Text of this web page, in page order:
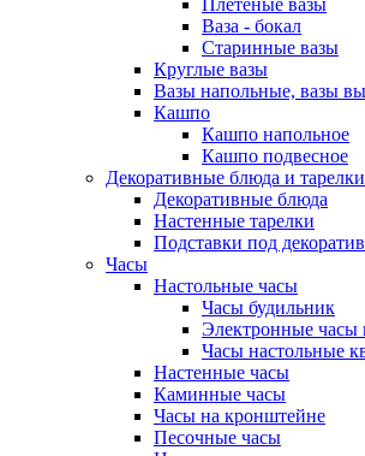
Плетеные вазы
Ваза - бокал
Старинные вазы
Круглые вазы
Вазы напольные, вазы
Кашпо
Кашпо напольное
Кашпо подвесное
Декоративные блюда и тарелки
Декоративные блюда
Настенные тарелки
Подставки под
Часы
Настольные часы
Часы будильник
Электронные часы
Часы настольные
Настенные часы
Каминные часы
Часы на кронштейне
Песочные часы